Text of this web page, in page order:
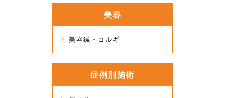
美容
美容鍼・コルギ
症例別施術